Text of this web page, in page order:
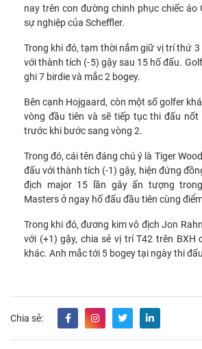
nay trên con đường chinh phục chiếc áo
sự nghiệp của Scheffler.
Trong khi đó, tạm thời nắm giữ vị trí thứ 3
với thành tích (-5) gậy sau 15 hố đấu.
ghi 7 birdie và mắc 2 bogey.
Bên cạnh Hojgaard, còn một số golfer
vòng đầu tiên và sẽ tiếp tục thi đấu nốt
trước khi bước sang vòng 2.
Trong đó, cái tên đáng chú ý là Tiger
đấu với thành tích (-1) gậy, hiện đứng
địch major 15 lần gây ấn tượng
Masters ở ngay hố đấu đầu tiên cùng
Trong khi đó, đương kim vô địch Jon
với (+1) gậy, chia sẻ vị trí T42 trên BXH
khác. Anh mắc tới 5 bogey tại ngày thi
Chia sẻ: